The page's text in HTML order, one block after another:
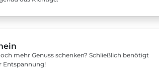
mehr Genuss schenken? Schließlich benötigt
Entspannung!